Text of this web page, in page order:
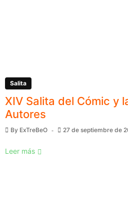
Salita
XIV Salita del Cómic y
Autores
By ExTreBeO 27 de septiembre de
Leer más